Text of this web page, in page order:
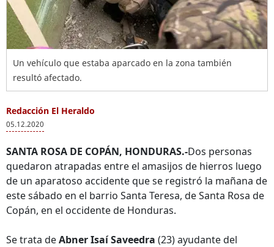
Un vehículo que estaba aparcado en la zona también
resultó afectado.
Redacción El Heraldo
05.12.2020
SANTA ROSA DE COPÁN, HONDURAS.-Dos personas
quedaron atrapadas entre el amasijos de hierros luego
de un aparatoso accidente que se registró la mañana de
este sábado en el barrio Santa Teresa, de Santa Rosa de
Copán, en el occidente de Honduras.
Se trata deAbner Isaí Saveedra (23) ayudante del